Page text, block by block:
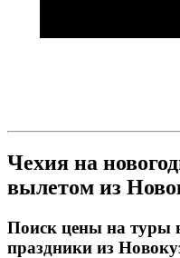
Чехия на
вылетом из
Поиск цены на туры
праздники из